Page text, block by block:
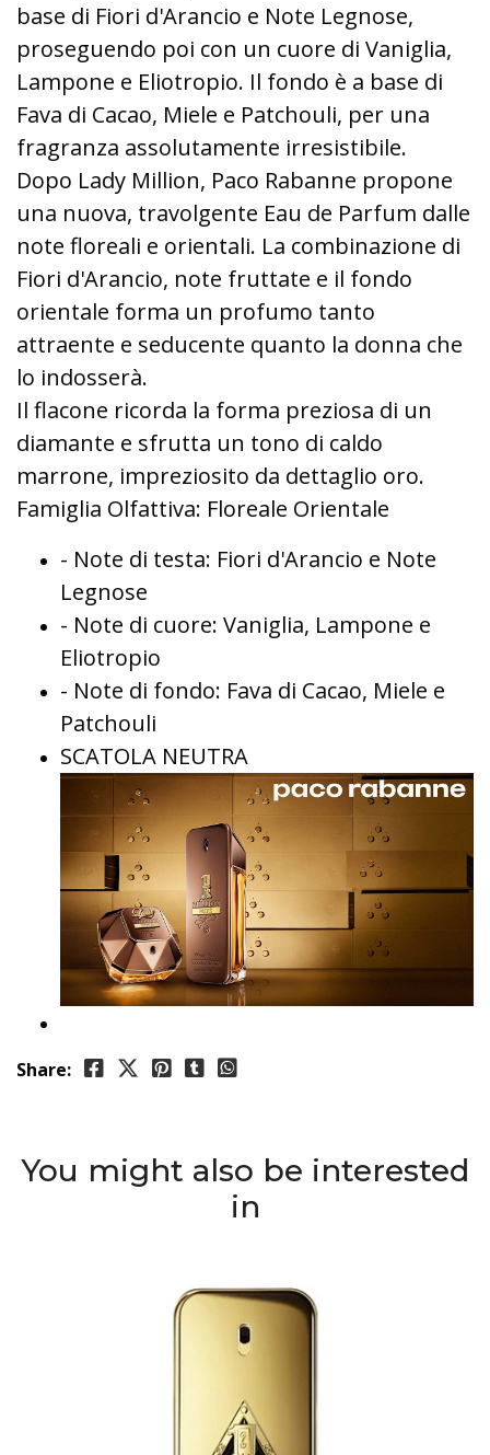
base di Fiori d'Arancio e Note Legnose,
proseguendo poi con un cuore di Vaniglia,
Lampone e Eliotropio. Il fondo è a base di
Fava di Cacao, Miele e Patchouli, per una
fragranza assolutamente irresistibile.
Dopo Lady Million, Paco Rabanne propone
una nuova, travolgente Eau de Parfum dalle
note floreali e orientali. La combinazione di
Fiori d'Arancio, note fruttate e il fondo
orientale forma un profumo tanto
attraente e seducente quanto la donna che
lo indosserà.
Il flacone ricorda la forma preziosa di un
diamante e sfrutta un tono di caldo
marrone, impreziosito da dettaglio oro.
Famiglia Olfattiva: Floreale Orientale
- Note di testa: Fiori d'Arancio e Note
Legnose
- Note di cuore: Vaniglia, Lampone e
Eliotropio
- Note di fondo: Fava di Cacao, Miele e
Patchouli
SCATOLA NEUTRA
Share:
You might also be interested
in